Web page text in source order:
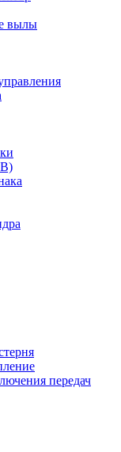
вылы
передач